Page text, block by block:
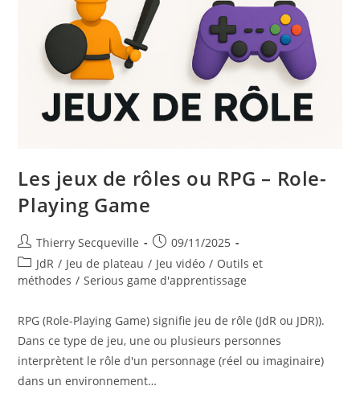
Les jeux de rôles ou RPG – Role-
Playing Game
Auteur/autrice
de
la
Thierry Secqueville
Publication
publiée :
09/11/2025
Post
category:
JdR / Jeu de plateau / Jeu vidéo / Outils et
méthodes / Serious game d'apprentissage
RPG (Role-Playing Game) signifie jeu de rôle (JdR ou JDR)).
Dans ce type de jeu, une ou plusieurs personnes
interprètent le rôle d'un personnage (réel ou imaginaire)
dans un environnement…